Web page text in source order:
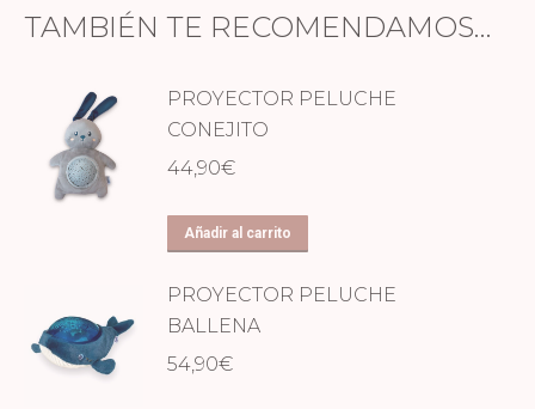
TAMBIÉN TE RECOMENDAMOS…
PROYECTOR PELUCHE
CONEJITO
44,90€
Añadir al carrito
PROYECTOR PELUCHE
BALLENA
54,90€